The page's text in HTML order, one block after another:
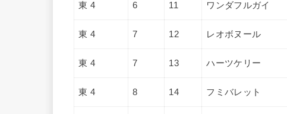
東 4 6 11 ワンダフルガイ
東 4 7 12 レオボヌール
東 4 7 13 ハーツケリー
東 4 8 14 フミバレット